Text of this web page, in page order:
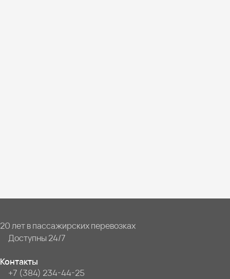
20 лет в пассажирских перевозках
Доступны 24/7
Контакты
+7 (384) 234-44-25